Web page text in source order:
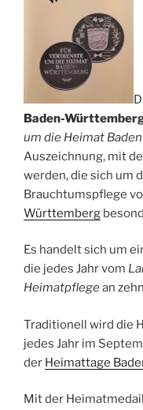
Baden-
um die Heimat
Auszeichnung, mit
werden, die sich um
Brauchtumspflege
Württemberg
Es handelt sich um
die jedes Jahr vom
Heimatpflegean
Traditionell wird die
jedes Jahr im
der Heimattage
Mit der